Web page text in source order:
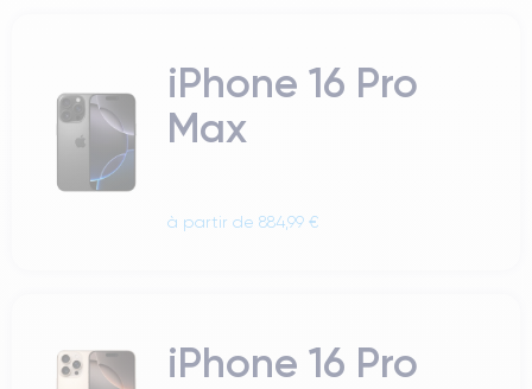
iPhone 16 Pro
Max
à partir de 884,99 €
iPhone 16 Pro